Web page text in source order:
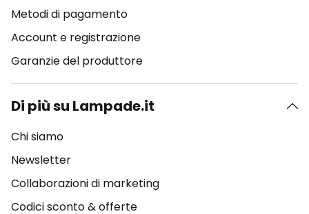
Metodi di pagamento
Account e registrazione
Garanzie del produttore
Di più su Lampade.it
Chi siamo
Newsletter
Collaborazioni di marketing
Codici sconto & offerte